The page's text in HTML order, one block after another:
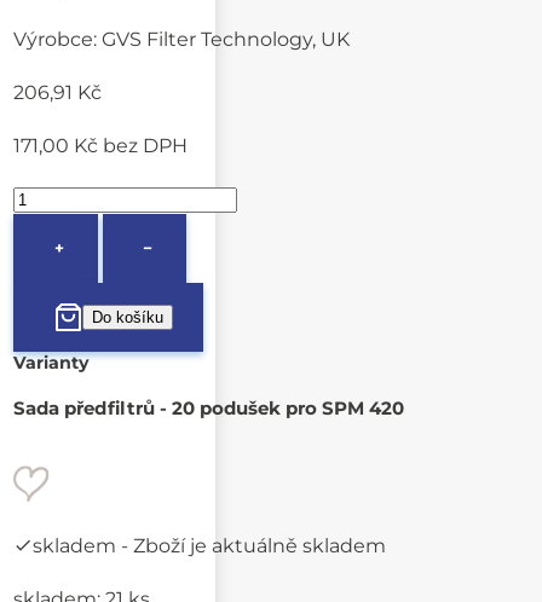
Výrobce: GVS Filter Technology, UK
206,91 Kč
171,00 Kč bez DPH
+ −
Varianty
Sada předfiltrů - 20 podušek pro SPM 420
skladem - Zboží je aktuálně skladem